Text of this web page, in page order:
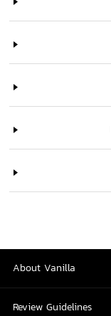
About Vanilla
Review Guidelines